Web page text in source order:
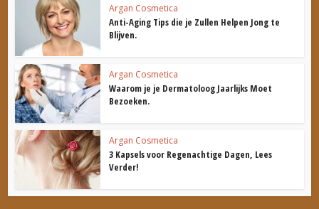
Argan Cosmetica
Anti-Aging Tips die je Zullen Helpen Jong te
Blijven.
Argan Cosmetica
Waarom je je Dermatoloog Jaarlijks Moet
Bezoeken.
Argan Cosmetica
3 Kapsels voor Regenachtige Dagen, Lees
Verder!